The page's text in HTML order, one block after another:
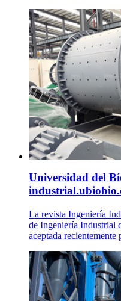
Universidad del
La revista Ingeniería
de Ingeniería Industrial
aceptada recientemente